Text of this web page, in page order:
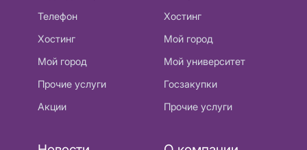
Телефон
Хостинг
Мой город
Прочие услуги
Акции
Хостинг
Мой город
Мой университет
Госзакупки
Прочие услуги